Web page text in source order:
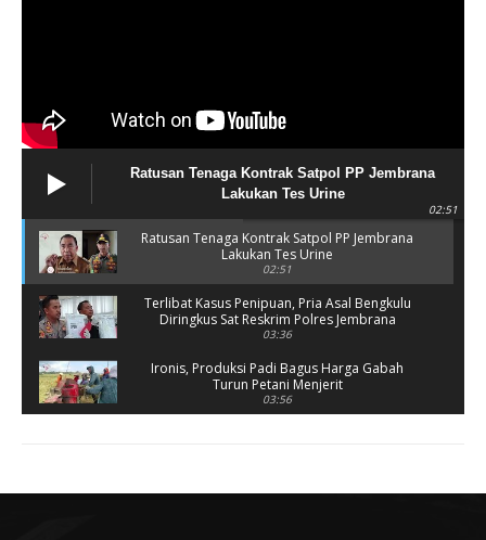
Ratusan Tenaga Kontrak Satpol PP Jembrana
Lakukan Tes Urine
02:51
Ratusan Tenaga Kontrak Satpol PP Jembrana
Lakukan Tes Urine
02:51
Terlibat Kasus Penipuan, Pria Asal Bengkulu
Diringkus Sat Reskrim Polres Jembrana
03:36
Ironis, Produksi Padi Bagus Harga Gabah
Turun Petani Menjerit
03:56
Polres Jembrana Bekuk Pelaku Pencurian